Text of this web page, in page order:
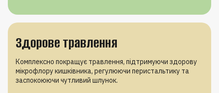
Здорове травлення
Комплексно покращує травлення, підтримуючи здорову
мікрофлору кишківника, регулюючи перистальтику та
заспокоюючи чутливий шлунок.